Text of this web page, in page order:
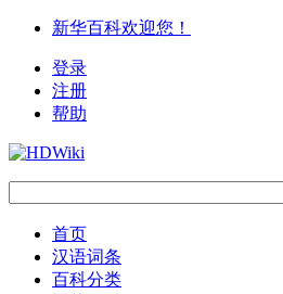
新华百科欢迎您！
登录
注册
帮助
首页
汉语词条
百科分类